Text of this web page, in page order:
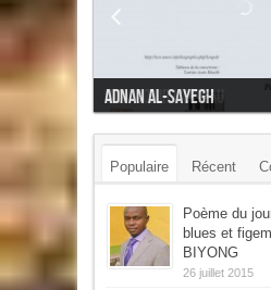
Mon cœur l'oiseau
Populaire Récent
Mots-clés
Poème du
blues et
BIYONG
26 juillet 2015